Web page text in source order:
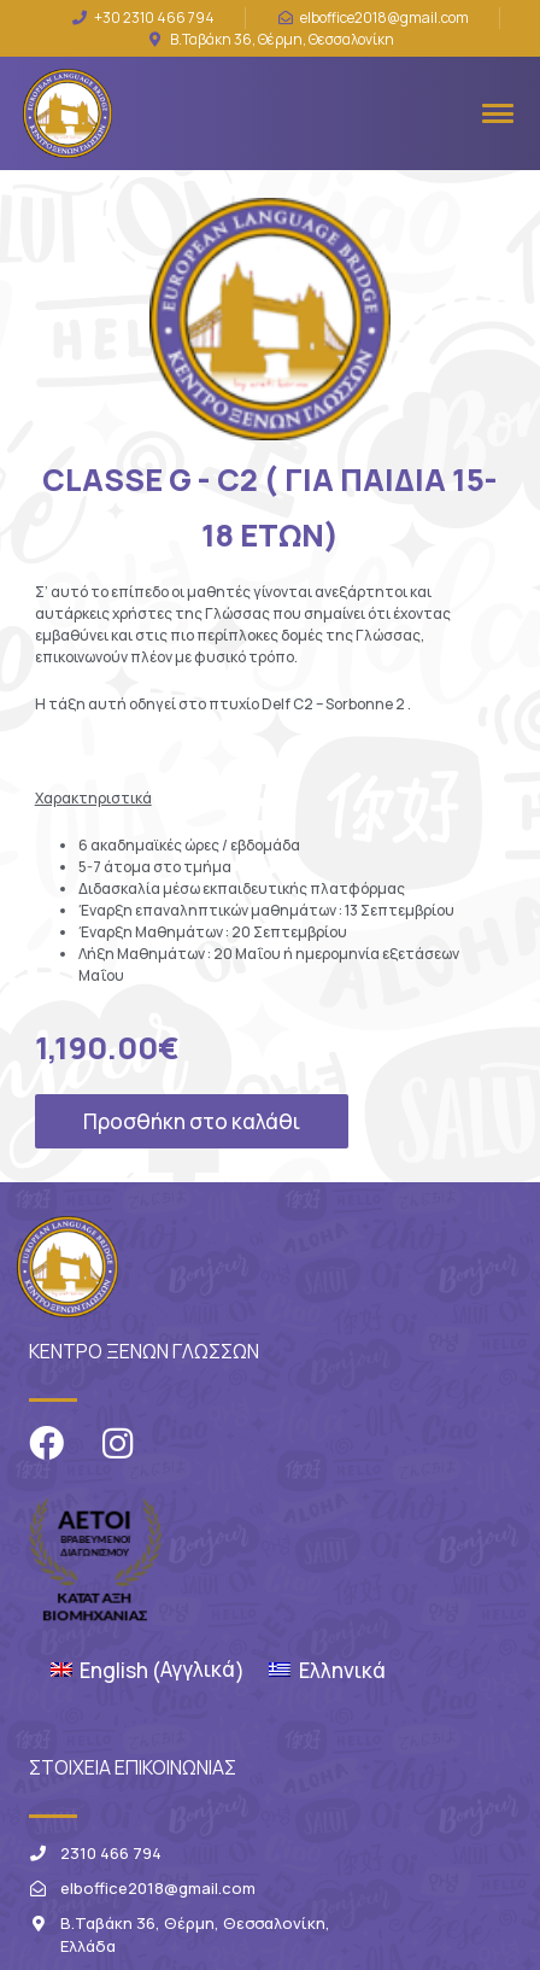
+30 2310 466 794
elboffice2018@gmail.com
Β.Ταβάκη 36, Θέρμη, Θεσσαλονίκη
CLASSE G - C2 ( ΓΙΑ ΠΑΙΔΙΑ 15-
18 ΕΤΩΝ)
Σ’ αυτό το επίπεδο οι μαθητές γίνονται ανεξάρτητοι και
αυτάρκεις χρήστες της Γλώσσας που σημαίνει ότι έχοντας
εμβαθύνει και στις πιο περίπλοκες δομές της Γλώσσας,
επικοινωνούν πλέον με φυσικό τρόπο.
Η τάξη αυτή οδηγεί στο πτυχίο Delf C2 – Sorbonne 2 .
Χαρακτηριστικά
6 ακαδημαϊκές ώρες / εβδομάδα
5-7 άτομα στο τμήμα
Διδασκαλία μέσω εκπαιδευτικής πλατφόρμας
Έναρξη επαναληπτικών μαθημάτων : 13 Σεπτεμβρίου
Έναρξη Μαθημάτων : 20 Σεπτεμβρίου
Λήξη Μαθημάτων : 20 Μαΐου ή ημερομηνία εξετάσεων
Μαΐου
1,190.00€
Προσθήκη στο καλάθι
ΚΕΝΤΡΟ ΞΕΝΩΝ ΓΛΩΣΣΩΝ
English (Αγγλικά) Ελληνικά
ΣΤΟΙΧΕΙΑ ΕΠΙΚΟΙΝΩΝΙΑΣ
2310 466 794
elboffice2018@gmail.com
Β.Ταβάκη 36, Θέρμη, Θεσσαλονίκη,
Ελλάδα